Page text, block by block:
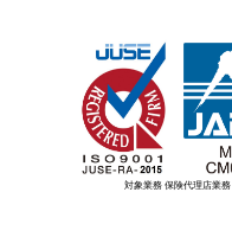
対象業務 保険代理店業務